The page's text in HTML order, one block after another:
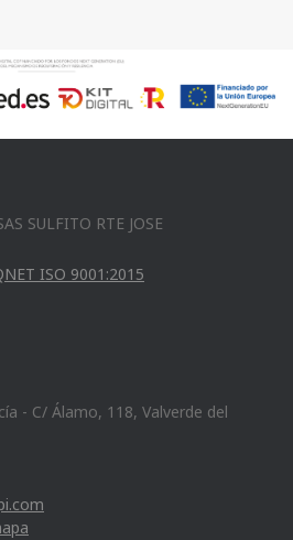
ISO 9001:2015
- C/ Álamo, 118, Valverde del